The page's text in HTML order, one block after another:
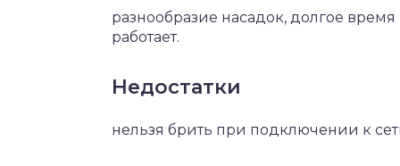
разнообразие насадок, долгое
работает.
Недостатки
нельзя брить при подключении к